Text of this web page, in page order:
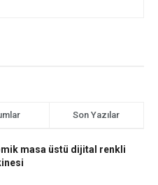
Son Yazılar
masa üstü dijital renkli